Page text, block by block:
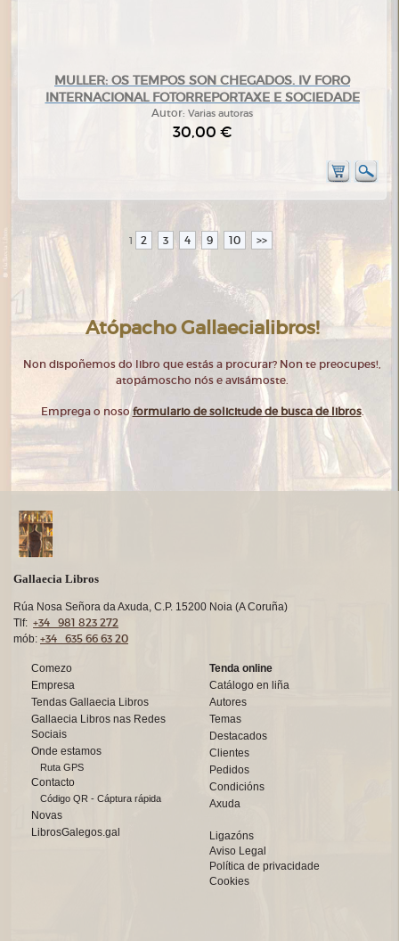
MULLER: OS TEMPOS SON CHEGADOS. IV FORO
INTERNACIONAL FOTORREPORTAXE E SOCIEDADE
Autor: Varias autoras
30,00 €
1 2 3 4 9 10 >>
Atópacho Gallaecialibros!
Non dispoñemos do libro que estás a procurar? Non te preocupes!,
atopámoscho nós e avisámoste.
Emprega o nosoformulario de solicitude de busca de libros.
Gallaecia Libros
Rúa Nosa Señora da Axuda, C.P. 15200 Noia (A Coruña)
Tlf: +34 981 823 272
mób: +34 635 66 63 20
Comezo
Empresa
Tendas Gallaecia Libros
Gallaecia Libros nas Redes
Sociais
Onde estamos
Ruta GPS
Contacto
Código QR - Cáptura rápida
Novas
LibrosGalegos.gal
Tenda online
Catálogo en liña
Autores
Temas
Destacados
Clientes
Pedidos
Condicións
Axuda
Ligazóns
Aviso Legal
Política de privacidade
Cookies